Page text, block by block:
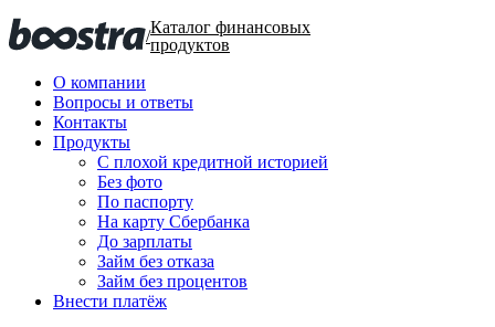
/Каталог финансовых
продуктов
О компании
Вопросы и ответы
Контакты
Продукты
C плохой кредитной историей
Без фото
По паспорту
На карту Сбербанка
До зарплаты
Займ без отказа
Займ без процентов
Внести платёж